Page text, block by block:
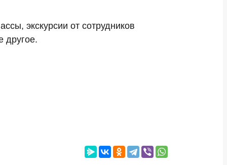
экскурсии от сотрудников
другое.